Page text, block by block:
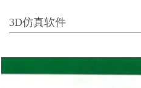
3D仿真软件